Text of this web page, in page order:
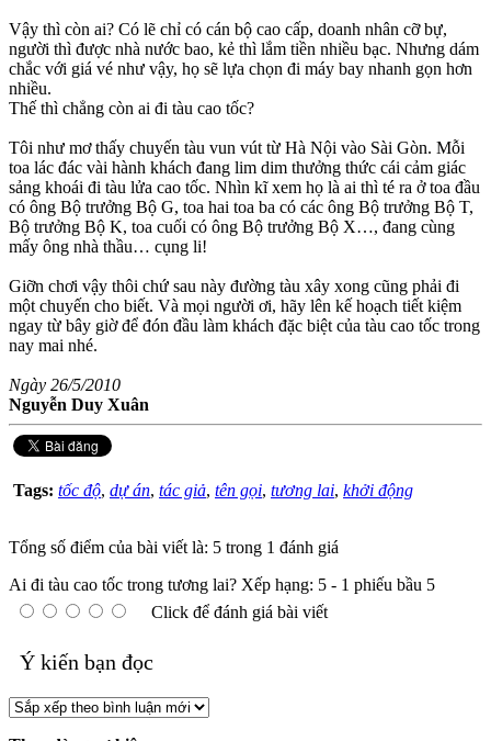
Vậy thì còn ai? Có lẽ chỉ có cán bộ cao cấp, doanh nhân cỡ bự,
người thì được nhà nước bao, kẻ thì lắm tiền nhiều bạc. Nhưng dám
chắc với giá vé như vậy, họ sẽ lựa chọn đi máy bay nhanh gọn hơn
nhiều.
Thế thì chẳng còn ai đi tàu cao tốc?
Tôi như mơ thấy chuyến tàu vun vút từ Hà Nội vào Sài Gòn. Mỗi
toa lác đác vài hành khách đang lim dim thưởng thức cái cảm giác
sảng khoái đi tàu lửa cao tốc. Nhìn kĩ xem họ là ai thì té ra ở toa đầu
có ông Bộ trưởng Bộ G, toa hai toa ba có các ông Bộ trưởng Bộ T,
Bộ trưởng Bộ K, toa cuối có ông Bộ trưởng Bộ X…, đang cùng
mấy ông nhà thầu… cụng li!
Giỡn chơi vậy thôi chứ sau này đường tàu xây xong cũng phải đi
một chuyến cho biết. Và mọi người ơi, hãy lên kế hoạch tiết kiệm
ngay từ bây giờ để đón đầu làm khách đặc biệt của tàu cao tốc trong
nay mai nhé.
Ngày 26/5/2010
Nguyễn Duy Xuân
Tags: tốc độ, dự án, tác giả, tên gọi, tương lai, khởi động
Tổng số điểm của bài viết là: 5 trong 1 đánh giá
Ai đi tàu cao tốc trong tương lai? Xếp hạng: 5 - 1 phiếu bầu 5
Click để đánh giá bài viết
Ý kiến bạn đọc